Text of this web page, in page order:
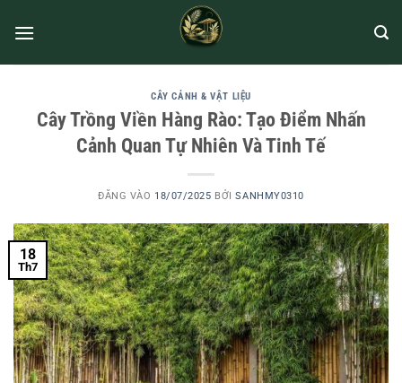
CÂY CẢNH & VẬT LIỆU
Cây Trồng Viền Hàng Rào: Tạo Điểm Nhấn
Cảnh Quan Tự Nhiên Và Tinh Tế
ĐĂNG VÀO 18/07/2025 BỞISANHMY0310
18
Th7